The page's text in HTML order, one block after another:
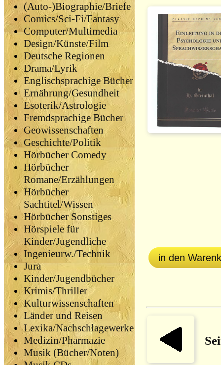
(Auto-)Biographie/Briefe
Comics/Sci-Fi/Fantasy
Computer/Multimedia
Design/Künste/Film
Deutsche Regionen
Drama/Lyrik
Englischsprachige Bücher
Ernährung/Gesundheit
Esoterik/Astrologie
Fremdsprachige Bücher
Geowissenschaften
Geschichte/Politik
Hörbücher Comedy
Hörbücher
Romane/Erzählungen
Hörbücher
Sachtitel/Wissen
Hörbücher Sonstiges
Hörspiele für
Kinder/Jugendliche
Ingenieurw./Technik
Jura
Kinder/Jugendbücher
Krimis/Thriller
Kulturwissenschaften
Länder und Reisen
Lexika/Nachschlagewerke
Medizin/Pharmazie
Musik (Bücher/Noten)
in den